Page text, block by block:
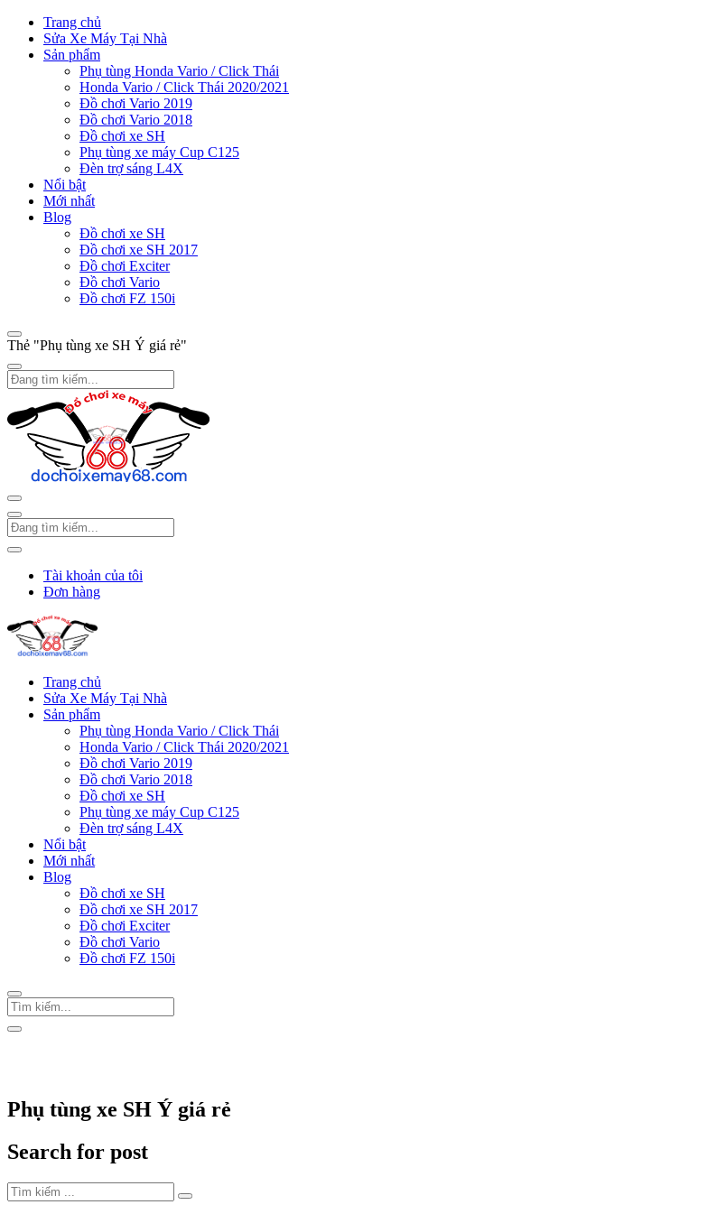
Trang chủ
Sửa Xe Máy Tại Nhà
Sản phẩm
Phụ tùng Honda Vario / Click Thái
Honda Vario / Click Thái 2020/2021
Đồ chơi Vario 2019
Đồ chơi Vario 2018
Đồ chơi xe SH
Phụ tùng xe máy Cup C125
Đèn trợ sáng L4X
Nổi bật
Mới nhất
Blog
Đồ chơi xe SH
Đồ chơi xe SH 2017
Đồ chơi Exciter
Đồ chơi Vario
Đồ chơi FZ 150i
Thẻ "Phụ tùng xe SH Ý giá rẻ"
Tài khoản của tôi
Đơn hàng
Trang chủ
Sửa Xe Máy Tại Nhà
Sản phẩm
Phụ tùng Honda Vario / Click Thái
Honda Vario / Click Thái 2020/2021
Đồ chơi Vario 2019
Đồ chơi Vario 2018
Đồ chơi xe SH
Phụ tùng xe máy Cup C125
Đèn trợ sáng L4X
Nổi bật
Mới nhất
Blog
Đồ chơi xe SH
Đồ chơi xe SH 2017
Đồ chơi Exciter
Đồ chơi Vario
Đồ chơi FZ 150i
Phụ tùng xe SH Ý giá rẻ
Search for post